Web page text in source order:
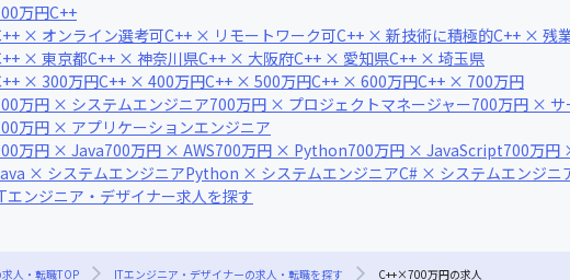
万円C++
× オンライン選考可C++ × リモートワーク可C++ × 新技術に積極的C++ × 残
× 東京都C++ × 神奈川県C++ × 大阪府C++ × 愛知県C++ × 埼玉県
× 300万円C++ × 400万円C++ × 500万円C++ × 600万円C++ × 700万円
万円 × システムエンジニア700万円 × プロジェクトマネージャー700万円 × サ
万円 × アプリケーションエンジニア
万円 × Java700万円 × AWS700万円 × Python700万円 × JavaScript700万円
× システムエンジニアPython × システムエンジニアC# × システムエンジニ
エンジニア・デザイナー求人を探す
人・転職TOP ITエンジニア・デザイナーの求人・転職を探す C++×700万円の求人